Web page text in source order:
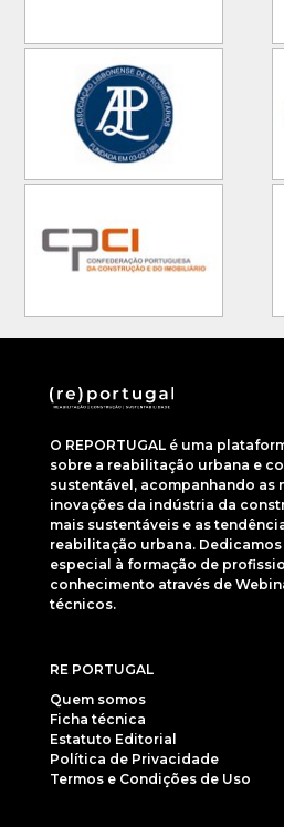
O REPORTUGAL é uma
sobre a reabilitação urbana e
sustentável, acompanhando as
inovações da indústria da
mais sustentáveis e as
reabilitação urbana.
especial à formação de
conhecimento através de
técnicos.
RE PORTUGAL
Quem somos
Ficha técnica
Estatuto Editorial
Política de Privacidade
Termos e Condições de Uso